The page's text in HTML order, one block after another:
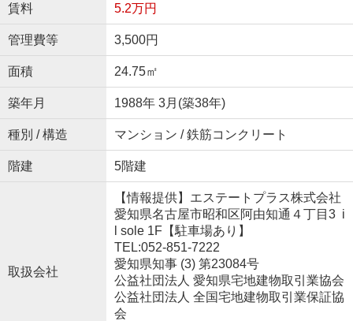
賃料 5.2万円
管理費等 3,500円
面積 24.75㎡
築年月 1988年 3月(築38年)
種別 / 構造 マンション / 鉄筋コンクリート
階建 5階建
取扱会社
【情報提供】エステートプラス株式会社
愛知県名古屋市昭和区阿由知通４丁目3 i
l sole 1F【駐車場あり】
TEL:052-851-7222
愛知県知事 (3) 第23084号
公益社団法人 愛知県宅地建物取引業協会
公益社団法人 全国宅地建物取引業保証協
会